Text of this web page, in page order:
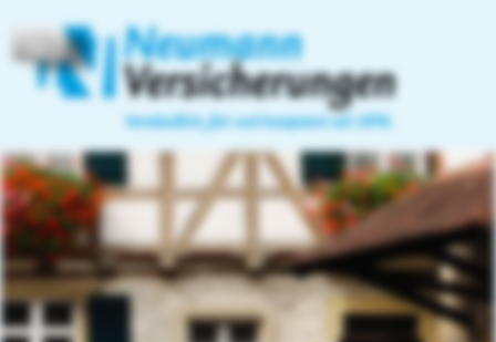
Heiko Neumann
Versicherungsmakler
Güntterstraße 7/1
71672 Marbach
07144-5624
07144-18234
Email:
info@versicherungsmakler-
neumann.de
http://www.versicherungsmakler-
neumann.de
Home
Privatversicherungen
Gewerbeversicherungen
Gewerbeversicherung
Sachversicherung
Kostenversicherung